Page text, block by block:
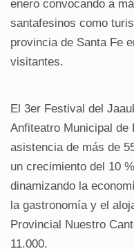
enero convocando a
santafesinos como
provincia de Santa Fe
visitantes.
El 3er Festival del
Anfiteatro Municipal de
asistencia de más de
un crecimiento del 10
dinamizando la
la gastronomía y el
Provincial Nuestro
11.000.